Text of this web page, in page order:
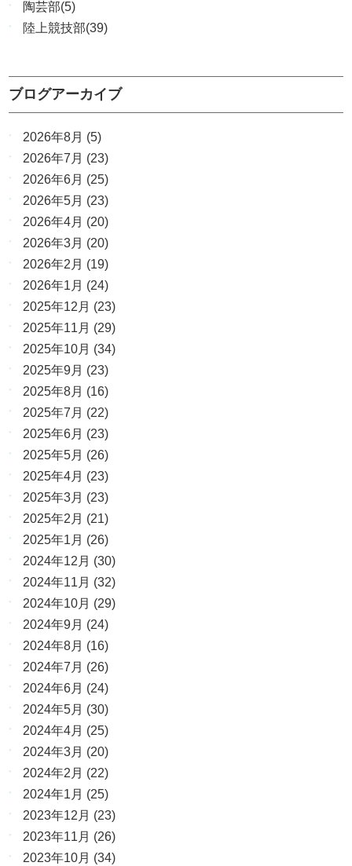
陶芸部(5)
陸上競技部(39)
ブログアーカイブ
2026年8月 (5)
2026年7月 (23)
2026年6月 (25)
2026年5月 (23)
2026年4月 (20)
2026年3月 (20)
2026年2月 (19)
2026年1月 (24)
2025年12月 (23)
2025年11月 (29)
2025年10月 (34)
2025年9月 (23)
2025年8月 (16)
2025年7月 (22)
2025年6月 (23)
2025年5月 (26)
2025年4月 (23)
2025年3月 (23)
2025年2月 (21)
2025年1月 (26)
2024年12月 (30)
2024年11月 (32)
2024年10月 (29)
2024年9月 (24)
2024年8月 (16)
2024年7月 (26)
2024年6月 (24)
2024年5月 (30)
2024年4月 (25)
2024年3月 (20)
2024年2月 (22)
2024年1月 (25)
2023年12月 (23)
2023年11月 (26)
2023年10月 (34)